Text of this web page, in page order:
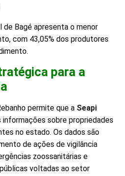
de Bagé apresenta o menor
com 43,05% dos produtores
para a
permite que a Seapi
informações sobre propriedades
no estado. Os dados são
de ações de vigilância
zoossanitárias e
voltadas ao setor